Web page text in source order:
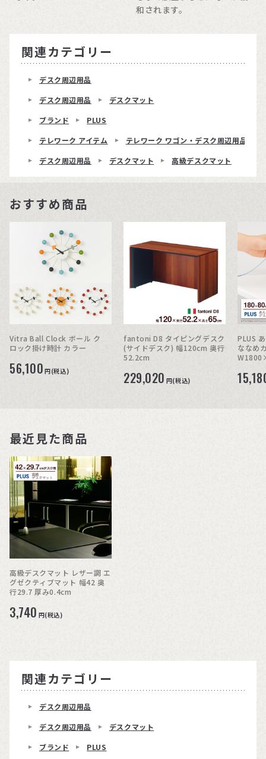
和されます。
関連カテゴリー
デスク周辺用品
デスク周辺用品
デスクマット
ブランド
PLUS
テレワーク アイテム
テレワーク ワゴン・デスク周辺用品
デスク周辺用品
デスクマット 高級デスクマット
おすすめ商品
Vitra Ball Clock ボール ク
ロック掛け時計 カラー
56,100 円(税込)
fantoni D8 タイピングデスク
(サイドデスク) 幅120cm 奥行
52.2cm
229,020 円(税込)
PLUS
ななめ
最近見た商品
高級デスクマット レザー調 エ
グゼクティブマット 幅42 奥
行29.7 厚み0.4cm
3,740 円(税込)
関連カテゴリー
デスク周辺用品
デスク周辺用品
デスクマット
ブランド
PLUS